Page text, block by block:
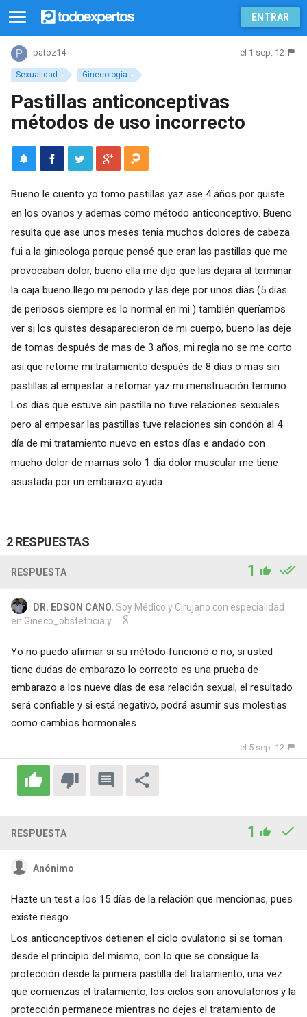
ENTRAR
Sexualidad Ginecología
patoz14 el 1 sep. 12
Pastillas anticonceptivas
métodos de uso incorrecto
Bueno le cuento yo tomo pastillas yaz ase 4 años por quiste
en los ovarios y ademas como método anticonceptivo. Bueno
resulta que ase unos meses tenia muchos dolores de cabeza
fui a la ginicologa porque pensé que eran las pastillas que me
provocaban dolor, bueno ella me dijo que las dejara al terminar
la caja bueno llego mi periodo y las deje por unos días (5 días
de periosos siempre es lo normal en mi ) también queríamos
ver si los quistes desaparecieron de mi cuerpo, bueno las deje
de tomas después de mas de 3 años, mi regla no se me corto
así que retome mi tratamiento después de 8 días o mas sin
pastillas al empestar a retomar yaz mi menstruación termino.
Los días que estuve sin pastilla no tuve relaciones sexuales
pero al empesar las pastillas tuve relaciones sin condón al 4
día de mi tratamiento nuevo en estos días e andado con
mucho dolor de mamas solo 1 dia dolor muscular me tiene
asustada por un embarazo ayuda
2 RESPUESTAS
RESPUESTA 1
DR. EDSON CANO, Soy Médico y Cirujano con especialidad
en Gineco_obstetricia y...
Yo no puedo afirmar si su método funcionó o no, si usted
tiene dudas de embarazo lo correcto es una prueba de
embarazo a los nueve días de esa relación sexual, el resultado
será confiable y si está negativo, podrá asumir sus molestias
como cambios hormonales.
el 5 sep. 12
RESPUESTA 1
Anónimo
Hazte un test a los 15 días de la relación que mencionas, pues
existe riesgo.
Los anticonceptivos detienen el ciclo ovulatorio si se toman
desde el principio del mismo, con lo que se consigue la
protección desde la primera pastilla del tratamiento, una vez
que comienzas el tratamiento, los ciclos son anovulatorios y la
protección permanece mientras no dejes el tratamiento de